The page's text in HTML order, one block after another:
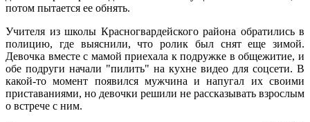
потом пытается ее обнять.
Учителя из школы Красногвардейского района обратились в
полицию, где выяснили, что ролик был снят еще зимой.
Девочка вместе с мамой приехала к подружке в общежитие, и
обе подруги начали "пилить" на кухне видео для соцсети. В
какой-то момент появился мужчина и напугал их своими
приставаниями, но девочки решили не рассказывать взрослым
о встрече с ним.